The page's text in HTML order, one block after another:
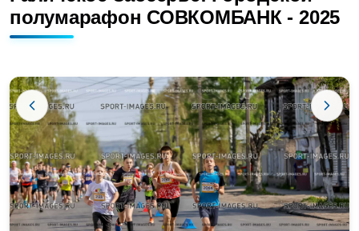
полумарафон СОВКОМБАНК - 2025